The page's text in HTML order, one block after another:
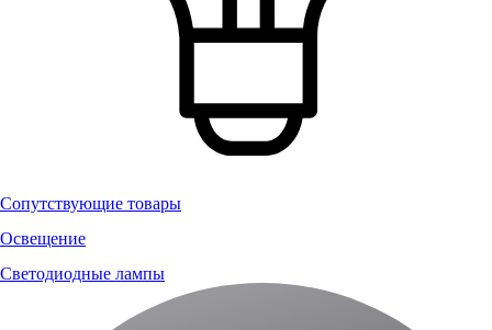
Сопутствующие товары
Освещение
Светодиодные лампы